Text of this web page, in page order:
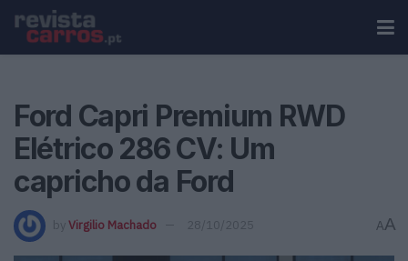
Ford Capri Premium RWD
Elétrico 286 CV: Um
capricho da Ford
by Virgilio Machado 28/10/2025 AA